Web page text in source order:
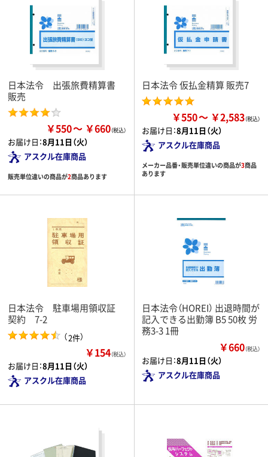
日本法令 出張旅費精算書
販売
￥550 ￥660
お届け日：8月11日（火）
アスクル在庫商品
販売単位違いの商品が2商品あります
日本法令 仮払金精算 販売7
￥550 ￥2,583
お届け日：8月11日（火）
アスクル在庫商品
メーカー品番・販売単位違いの商品が3商品
あります
日本法令 駐車場用領収証
契約 7-2
（2件）
￥154（税込）
お届け日：8月11日（火）
アスクル在庫商品
日本法令（HOREI） 出退時間が
記入できる出勤簿 B5 50枚 労
務3-3 1冊
￥660（税込）
お届け日：8月11日（火）
アスクル在庫商品